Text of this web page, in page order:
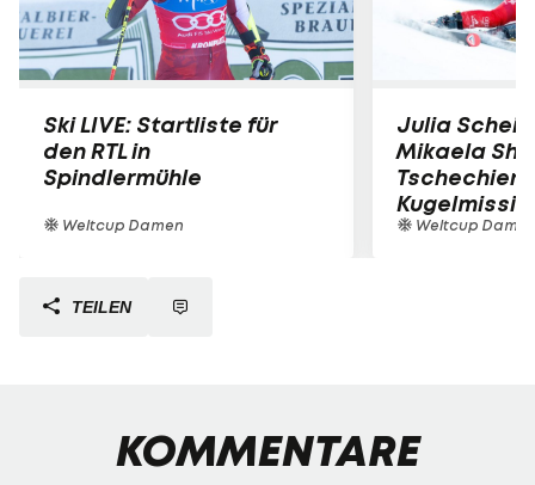
Ski LIVE: Startliste für
den RTL in
Spindlermühle
Weltcup Damen
Julia
Mikaela
Tschechien
Weltcup
TEILEN
KOMMENTARE